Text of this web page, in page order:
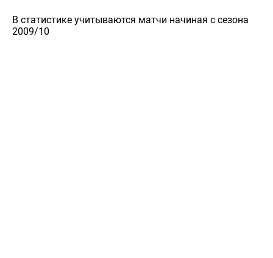
В статистике учитываются матчи начиная с сезона
2009/10